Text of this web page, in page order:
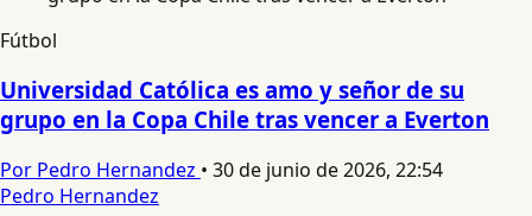
Fútbol
Universidad Católica es amo y señor de su
grupo en la Copa Chile tras vencer a Everton
Por Pedro Hernandez • 30 de junio de 2026, 22:54
Pedro Hernandez